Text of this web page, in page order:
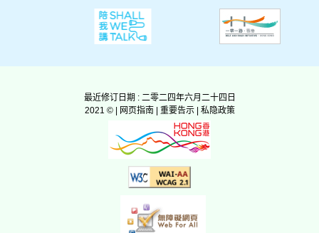
最近修订日期 : 二零二四年六月二十四日
2021 © |
网页指南 重要告示| 私隐政策